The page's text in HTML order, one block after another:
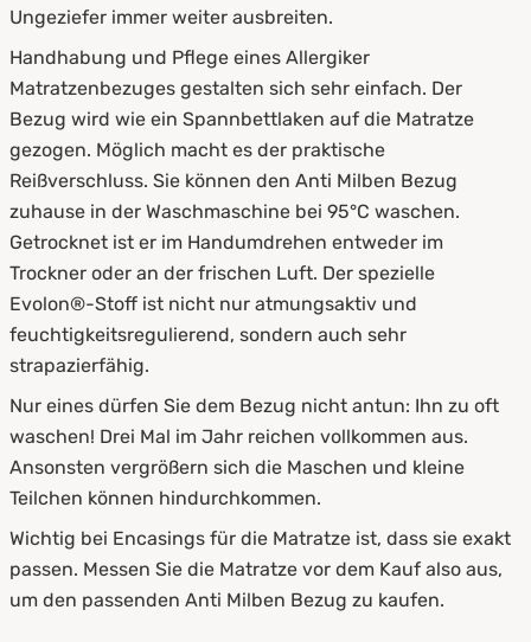
Ungeziefer immer weiter ausbreiten.
Handhabung und Pflege eines Allergiker
Matratzenbezuges gestalten sich sehr einfach. Der
Bezug wird wie ein Spannbettlaken auf die Matratze
gezogen. Möglich macht es der praktische
Reißverschluss. Sie können den Anti Milben Bezug
zuhause in der Waschmaschine bei 95°C waschen.
Getrocknet ist er im Handumdrehen entweder im
Trockner oder an der frischen Luft. Der spezielle
Evolon®-Stoff ist nicht nur atmungsaktiv und
feuchtigkeitsregulierend, sondern auch sehr
strapazierfähig.
Nur eines dürfen Sie dem Bezug nicht antun: Ihn zu oft
waschen! Drei Mal im Jahr reichen vollkommen aus.
Ansonsten vergrößern sich die Maschen und kleine
Teilchen können hindurchkommen.
Wichtig bei Encasings für die Matratze ist, dass sie exakt
passen. Messen Sie die Matratze vor dem Kauf also aus,
um den passenden Anti Milben Bezug zu kaufen.